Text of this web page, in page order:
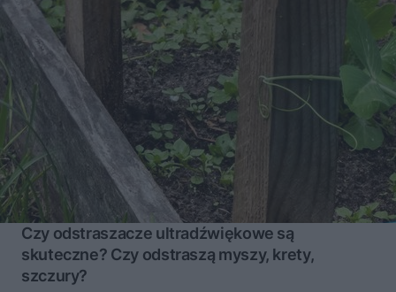
Czy odstraszacze ultradźwiękowe są
skuteczne? Czy odstraszą myszy, krety,
szczury?